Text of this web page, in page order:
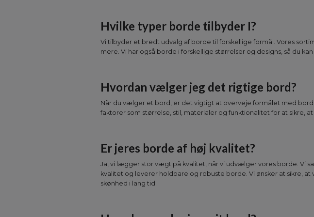
Hvilke typer borde tilbyder I?
Vi tilbyder et bredt udvalg af borde til forskellige formål. Vores
mere. Vi har også borde i forskellige størrelser og designs, så du
Hvordan vælger jeg det rigtige bord?
Når du vælger et bord, er det vigtigt at overveje formålet med
faktorer som størrelse, stil, materialer og funktionalitet for at sikre,
Er jeres borde af høj kvalitet?
Ja, vi lægger stor vægt på kvalitet, når vi udvælger vores borde. Vi
kvalitet og leverer holdbare og robuste borde. Vi ønsker at sikre,
skønhed i lang tid.